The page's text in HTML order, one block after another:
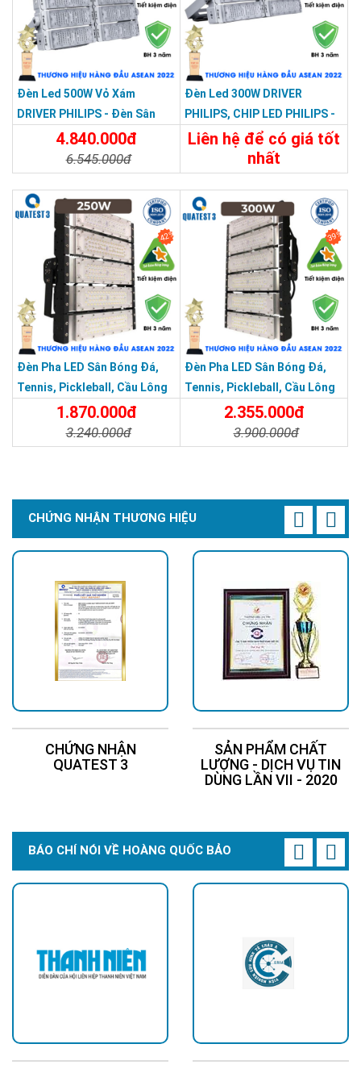
TP.HCM
Chi Nhánh Thủ Đức: 307 Quốc lộ 13 Phường Hiệp
Đèn Led 500W Vỏ Xám
DRIVER PHILIPS - Đèn Sân
Bóng, Sân Pickleball Module
4.840.000đ
6.545.000đ
Đèn Led 300W DRIVER
PHILIPS, CHIP LED PHILIPS -
Đèn Sân Bóng, Sân Pickleball
Module 300W
Liên hệ để có giá tốt
nhất
42%
Đèn Pha LED Sân Bóng Đá,
Tennis, Pickleball, Cầu Lông
Module 250w1.870.000đ
3.240.000đ
39%
Đèn Pha LED Sân Bóng Đá,
Tennis, Pickleball, Cầu Lông
Module 300w2.355.000đ
3.900.000đ
CHỨNG NHẬN THƯƠNG HIỆU
CHỨNG NHẬN
QUATEST 3
SẢN PHẨM CHẤT
LƯỢNG - DỊCH VỤ TIN
DÙNG LẦN VII - 2020
BÁO CHÍ NÓI VỀ HOÀNG QUỐC BẢO